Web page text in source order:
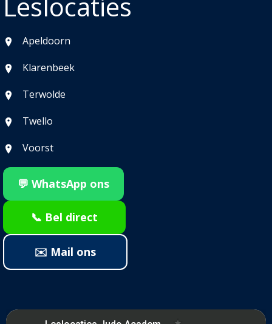
Apeldoorn
Klarenbeek
Terwolde
Twello
Voorst
💬 WhatsApp ons
📞 Bel direct
✉️ Mail ons